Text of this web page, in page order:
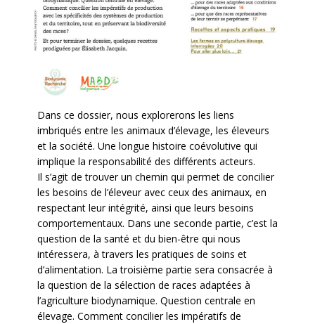
Dans ce dossier, nous explorerons les liens
imbriqués entre les animaux d’élevage, les éleveurs
et la société. Une longue histoire coévolutive qui
implique la responsabilité des différents acteurs.
Il s’agit de trouver un chemin qui permet de concilier
les besoins de l’éleveur avec ceux des animaux, en
respectant leur intégrité, ainsi que leurs besoins
comportementaux. Dans une seconde partie, c’est la
question de la santé et du bien-être qui nous
intéressera, à travers les pratiques de soins et
d’alimentation. La troisième partie sera consacrée à
la question de la sélection de races adaptées à
l’agriculture biodynamique. Question centrale en
élevage. Comment concilier les impératifs de